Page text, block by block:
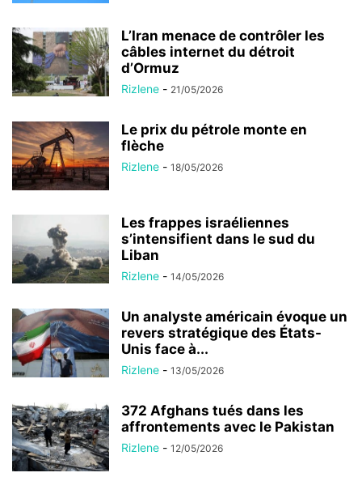
L’Iran menace de contrôler les
câbles internet du détroit
d’Ormuz
Rizlene - 21/05/2026
Le prix du pétrole monte en
flèche
Rizlene - 18/05/2026
Les frappes israéliennes
s’intensifient dans le sud du
Liban
Rizlene - 14/05/2026
Un analyste américain évoque un
revers stratégique des États-
Unis face à...
Rizlene - 13/05/2026
372 Afghans tués dans les
affrontements avec le Pakistan
Rizlene - 12/05/2026